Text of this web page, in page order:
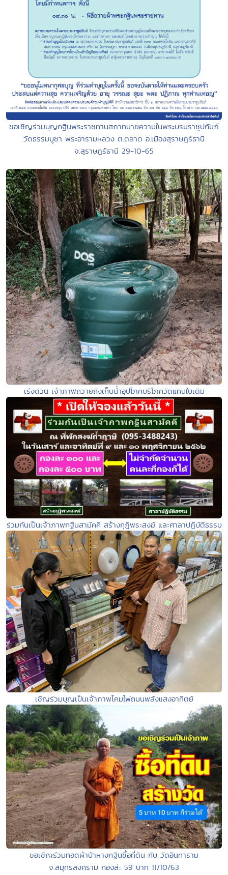
ขอเชิญร่วมบุญกฐินพระราชทานสภาทนายความในพระบรมราชูปถัมภ์
วัดธรรมบูชา พระอารามหลวง ต.ตลาด อ.เมืองสุราษฎร์ธานี
จ.สุราษฎร์ธานี 29-10-65
เร่งด่วน เจ้าภาพถวายถังเก็บน้ำอุปโภคบริโภควัดแทนใบเดิม
ร่วมกันเป็นเจ้าภาพกฐินสามัคคี สร้างกุฏิพระสงฆ์ และศาลาปฏิบัติธรรม
เชิญร่วมบุญเป็นเจ้าภาพโคมไฟถนนพลังแสงอาทิตย์
ขอเชิญร่วมทอดผ้าป่าหางกฐินซื้อที่ดิน กับ วัดอินทาราม
จ.สมุทรสงคราม กองล่ะ 59 บาท 11/10/63